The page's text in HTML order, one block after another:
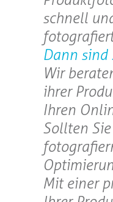
schnell
Dann sind
Wir
ihrer
Ihren
Sollten
Mit einer